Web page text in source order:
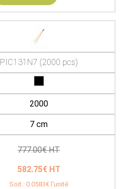
PIC131N7 (2000 pcs)
2000
7 cm
777.00€ HT
582.75€ HT
Soit : 0.0583€ l'unité